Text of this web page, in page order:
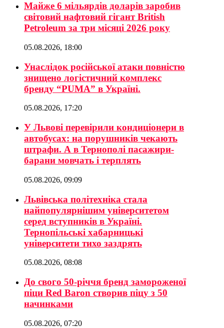
Майже 6 мільярдів доларів заробив
світовий нафтовий гігант British
Petroleum за три місяці 2026 року
05.08.2026, 18:00
Унаслідок російської атаки повністю
знищено логістичний комплекс
бренду “PUMA” в Україні.
05.08.2026, 17:20
У Львові перевірили кондиціонери в
автобусах: на порушників чекають
штрафи. А в Тернополі пасажири-
барани мовчать і терплять
05.08.2026, 09:09
Львівська політехніка стала
найпопулярнішим університетом
серед вступників в Україні.
Тернопільські хабарницькі
університети тихо заздрять
05.08.2026, 08:08
До свого 50-річчя бренд замороженої
піци Red Baron створив піцу з 50
начинками
05.08.2026, 07:20